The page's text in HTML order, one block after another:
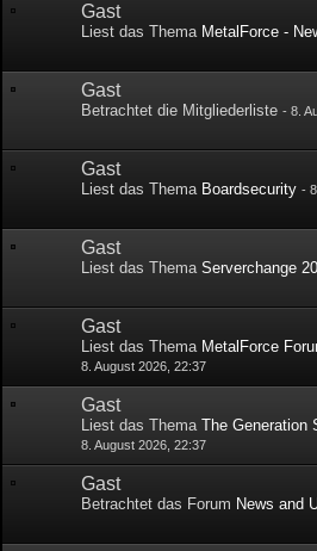
Gast
Liest das Thema MetalForce -
Gast
Betrachtet die Mitgliederliste-8.
Gast
Liest das Thema Boardsecurity -
Gast
Liest das ThemaServerchange
Gast
Liest das Thema MetalForce
8. August 2026, 22:37
Gast
Liest das ThemaThe Generation
8. August 2026, 22:37
Gast
Betrachtet das Forum News and